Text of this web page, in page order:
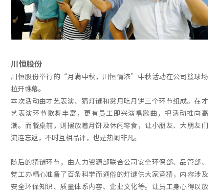
川恒股份
川恒股份举行的“月满中秋，川恒情浓”中秋活动在公司篮球场
拉开帷幕。
本次活动由才艺表演、猜灯谜和赏月吃月饼三个环节组成。在才
艺表演环节歌舞丰富，更有员工即兴演唱歌曲，把活动推向高
潮。而餐桌前，则摆放着月饼及休闲零食，让小朋友、大朋友们
流连忘返，不时互相品评，也是热闹非凡。
随后的猜谜环节，由人力资源部联合公司安全环保部、品管部、
党工办精心准备了百条科学而通俗的灯谜供大家竞猜，内容涉及
安全环保知识、质量体系内容、企业文化等。让员工身心得以放